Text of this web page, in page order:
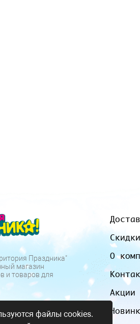
Праздника"
магазин
и товаров для
Скидки
О
Акции
файлы cookies.